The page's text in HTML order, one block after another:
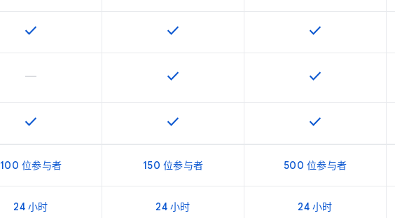
该 SKU 提供此功能
check 该 SKU 提供此功能
check 该 SKU 提供此功能
check
该 SKU 不支持此功能
horizontal_rule 该 SKU 提供此功能
check 该 SKU 提供此功能
check
该 SKU 提供此功能
check 该 SKU 提供此功能
check 该 SKU 提供此功能
check
100 位参与者 150 位参与者 500 位参与者
24 小时 24 小时 24 小时